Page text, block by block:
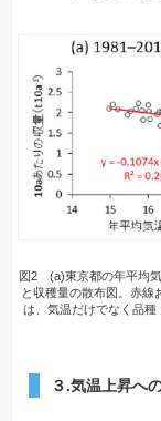
図2 (a)東京都の年平均
と収穫量の散布図。赤線
は、気温だけでなく品種
３.気温上昇へ